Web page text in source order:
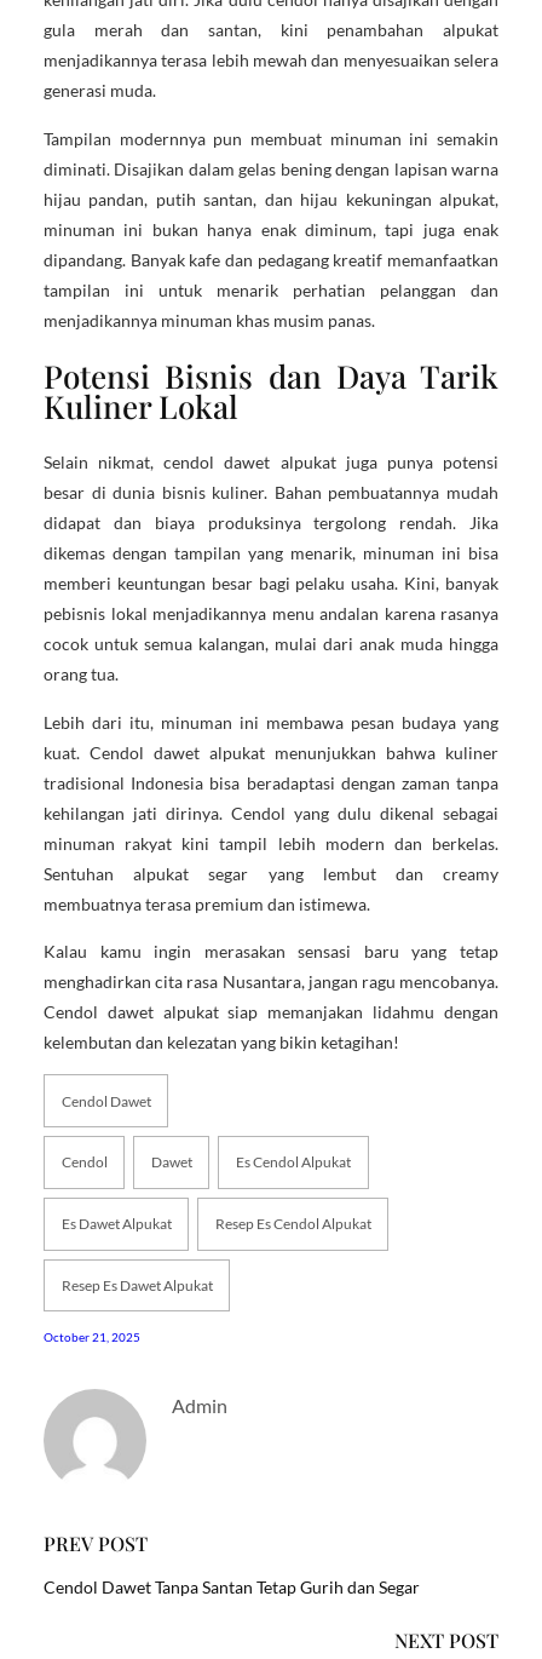
gula merah dan santan, kini penambahan alpukat
menjadikannya terasa lebih mewah dan menyesuaikan selera
generasi muda.
Tampilan modernnya pun membuat minuman ini semakin
diminati. Disajikan dalam gelas bening dengan lapisan warna
hijau pandan, putih santan, dan hijau kekuningan alpukat,
minuman ini bukan hanya enak diminum, tapi juga enak
dipandang. Banyak kafe dan pedagang kreatif memanfaatkan
tampilan ini untuk menarik perhatian pelanggan dan
menjadikannya minuman khas musim panas.
Potensi Bisnis dan Daya Tarik
Kuliner Lokal
Selain nikmat, cendol dawet alpukat juga punya potensi
besar di dunia bisnis kuliner. Bahan pembuatannya mudah
didapat dan biaya produksinya tergolong rendah. Jika
dikemas dengan tampilan yang menarik, minuman ini bisa
memberi keuntungan besar bagi pelaku usaha. Kini, banyak
pebisnis lokal menjadikannya menu andalan karena rasanya
cocok untuk semua kalangan, mulai dari anak muda hingga
orang tua.
Lebih dari itu, minuman ini membawa pesan budaya yang
kuat. Cendol dawet alpukat menunjukkan bahwa kuliner
tradisional Indonesia bisa beradaptasi dengan zaman tanpa
kehilangan jati dirinya. Cendol yang dulu dikenal sebagai
minuman rakyat kini tampil lebih modern dan berkelas.
Sentuhan alpukat segar yang lembut dan creamy
membuatnya terasa premium dan istimewa.
Kalau kamu ingin merasakan sensasi baru yang tetap
menghadirkan cita rasa Nusantara, jangan ragu mencobanya.
Cendol dawet alpukat siap memanjakan lidahmu dengan
kelembutan dan kelezatan yang bikin ketagihan!
Cendol Dawet
Cendol Dawet Es Cendol Alpukat
Es Dawet Alpukat Resep Es Cendol Alpukat
Resep Es Dawet Alpukat
October 21, 2025
Admin
PREV POST
Cendol Dawet Tanpa Santan Tetap Gurih dan Segar
NEXT POST